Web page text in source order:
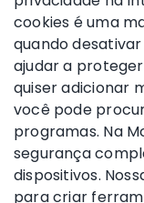
cookies é uma
quando
ajudar a
quiser adicionar
você pode
programas. Na
segurança
dispositivos.
para criar